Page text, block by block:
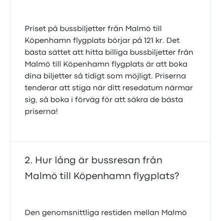
Priset på bussbiljetter från Malmö till
Köpenhamn flygplats börjar på 121 kr. Det
bästa sättet att hitta billiga bussbiljetter från
Malmö till Köpenhamn flygplats är att boka
dina biljetter så tidigt som möjligt. Priserna
tenderar att stiga när ditt resedatum närmar
sig, så boka i förväg för att säkra de bästa
priserna!
Hur lång är bussresan från
Malmö till Köpenhamn flygplats?
Den genomsnittliga restiden mellan Malmö